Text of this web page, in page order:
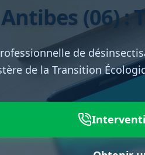
(06)
de
de la Transition